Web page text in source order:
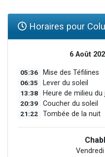
Horaires pour
6 Août
05:36 Mise des Téfilines
06:35 Lever du soleil
13:38 Heure de milieu du
20:39 Coucher du soleil
21:22 Tombée de la nuit